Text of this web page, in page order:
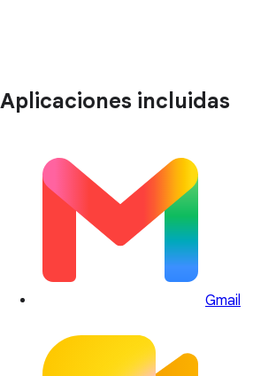
Aplicaciones incluidas
Gmail